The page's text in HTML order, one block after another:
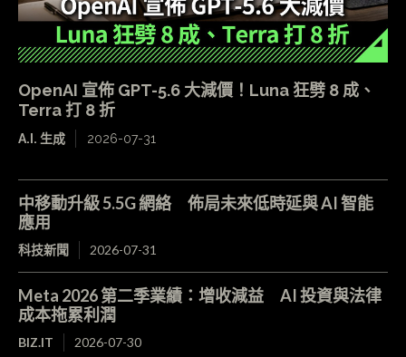
OpenAI 宣佈 GPT-5.6 大減價！Luna 狂劈 8 成、
Terra 打 8 折
A.I. 生成 2026-07-31
中移動升級 5.5G 網絡 佈局未來低時延與 AI 智能
應用
科技新聞 2026-07-31
Meta 2026 第二季業績：增收減益 AI 投資與法律
成本拖累利潤
BIZ.IT 2026-07-30